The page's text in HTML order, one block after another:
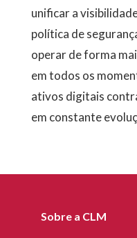
unificar a
política de
operar de forma
em todos os
ativos digitais
em constante
Sobre a CLM